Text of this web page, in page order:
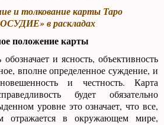
и толкование карты Таро
в раскладах
положение карты
и ясность, объективность
вполне определенное суждение, и
и честность. Карта
будет обязательно
уровне это означает, что все,
отражается в окружающем мире,